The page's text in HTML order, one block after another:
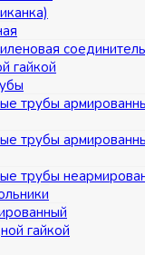
гайкой
трубы
трубы
трубы
гайкой